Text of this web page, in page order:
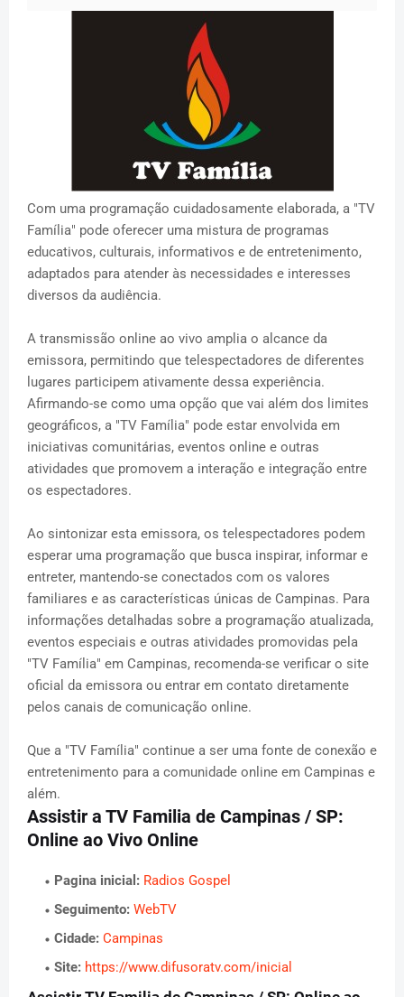
Com uma programação cuidadosamente elaborada, a "TV
Família" pode oferecer uma mistura de programas
educativos, culturais, informativos e de entretenimento,
adaptados para atender às necessidades e interesses
diversos da audiência.
A transmissão online ao vivo amplia o alcance da
emissora, permitindo que telespectadores de diferentes
lugares participem ativamente dessa experiência.
Afirmando-se como uma opção que vai além dos limites
geográficos, a "TV Família" pode estar envolvida em
iniciativas comunitárias, eventos online e outras
atividades que promovem a interação e integração entre
os espectadores.
Ao sintonizar esta emissora, os telespectadores podem
esperar uma programação que busca inspirar, informar e
entreter, mantendo-se conectados com os valores
familiares e as características únicas de Campinas. Para
informações detalhadas sobre a programação atualizada,
eventos especiais e outras atividades promovidas pela
"TV Família" em Campinas, recomenda-se verificar o site
oficial da emissora ou entrar em contato diretamente
pelos canais de comunicação online.
Que a "TV Família" continue a ser uma fonte de conexão e
entretenimento para a comunidade online em Campinas e
além.
Assistir a TV Familia de Campinas / SP:
Online ao Vivo Online
Pagina inicial: Radios Gospel
Seguimento: WebTV
Cidade: Campinas
Site: https://www.difusoratv.com/inicial